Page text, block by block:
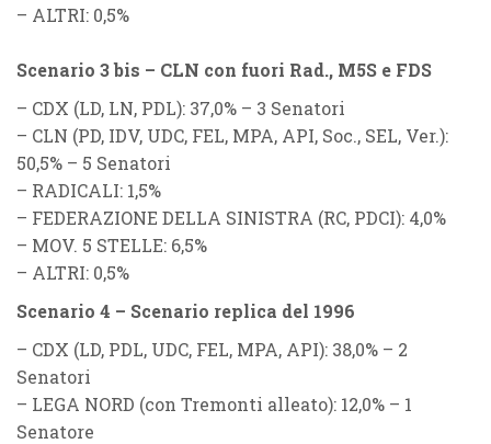
– ALTRI: 0,5%
Scenario 3 bis – CLN con fuori Rad., M5S e FDS
– CDX (LD, LN, PDL): 37,0% – 3 Senatori
– CLN (PD, IDV, UDC, FEL, MPA, API, Soc., SEL, Ver.):
50,5% – 5 Senatori
– RADICALI: 1,5%
– FEDERAZIONE DELLA SINISTRA (RC, PDCI): 4,0%
– MOV. 5 STELLE: 6,5%
– ALTRI: 0,5%
Scenario 4 – Scenario replica del 1996
– CDX (LD, PDL, UDC, FEL, MPA, API): 38,0% – 2
Senatori
– LEGA NORD (con Tremonti alleato): 12,0% – 1
Senatore